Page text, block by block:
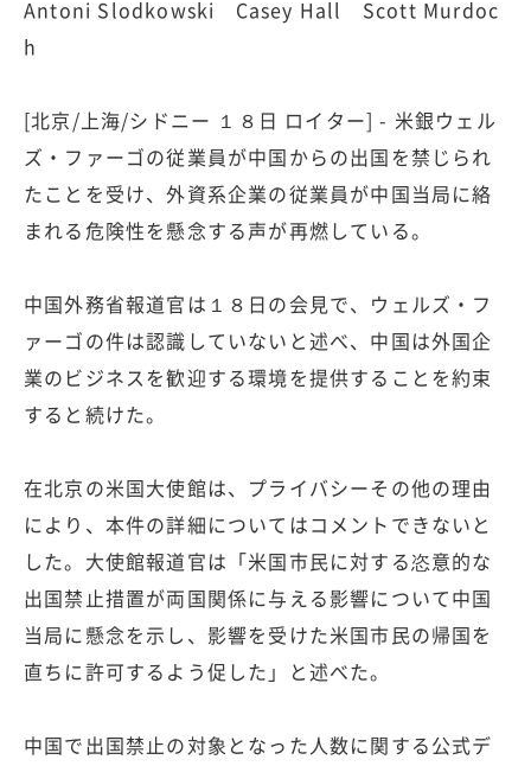
Antoni Slodkowski Casey Hall Scott Murdoc
h
[北京/上海/シドニー １８日 ロイター] - 米銀ウェル
ズ・ファーゴの従業員が中国からの出国を禁じられ
たことを受け、外資系企業の従業員が中国当局に絡
まれる危険性を懸念する声が再燃している。
中国外務省報道官は１８日の会見で、ウェルズ・フ
ァーゴの件は認識していないと述べ、中国は外国企
業のビジネスを歓迎する環境を提供することを約束
すると続けた。
在北京の米国大使館は、プライバシーその他の理由
により、本件の詳細についてはコメントできないと
した。大使館報道官は「米国市民に対する恣意的な
出国禁止措置が両国関係に与える影響について中国
当局に懸念を示し、影響を受けた米国市民の帰国を
直ちに許可するよう促した」と述べた。
中国で出国禁止の対象となった人数に関する公式デ